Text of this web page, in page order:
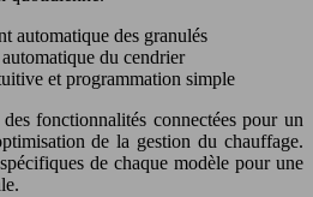
automatique des granulés
du cendrier
et programmation simple
fonctionnalités connectées pour un
de la gestion du chauffage.
de chaque modèle pour une